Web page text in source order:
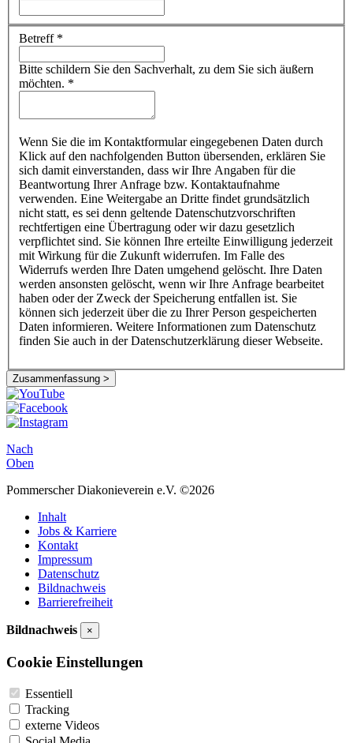
Betreff *
Bitte schildern Sie den Sachverhalt, zu dem Sie sich äußern
möchten. *
Wenn Sie die im Kontaktformular eingegebenen Daten durch
Klick auf den nachfolgenden Button übersenden, erklären Sie
sich damit einverstanden, dass wir Ihre Angaben für die
Beantwortung Ihrer Anfrage bzw. Kontaktaufnahme
verwenden. Eine Weitergabe an Dritte findet grundsätzlich
nicht statt, es sei denn geltende Datenschutzvorschriften
rechtfertigen eine Übertragung oder wir dazu gesetzlich
verpflichtet sind. Sie können Ihre erteilte Einwilligung jederzeit
mit Wirkung für die Zukunft widerrufen. Im Falle des
Widerrufs werden Ihre Daten umgehend gelöscht. Ihre Daten
werden ansonsten gelöscht, wenn wir Ihre Anfrage bearbeitet
haben oder der Zweck der Speicherung entfallen ist. Sie
können sich jederzeit über die zu Ihrer Person gespeicherten
Daten informieren. Weitere Informationen zum Datenschutz
finden Sie auch in der Datenschutzerklärung dieser Webseite.
Zusammenfassung >
Nach
Oben
Pommerscher Diakonieverein e.V. ©2026
Inhalt
Jobs & Karriere
Kontakt
Impressum
Datenschutz
Bildnachweis
Barrierefreiheit
Bildnachweis ×
Cookie Einstellungen
Essentiell
Tracking
externe Videos